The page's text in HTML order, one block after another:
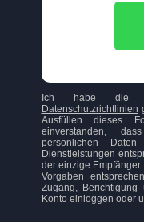
Ich habe die
Datenschutzrichtlinien
Ausfüllen dieses
einverstanden,
persönlichen
Dienstleistungen
der einzige
Vorgaben
Zugang,
Konto einloggen oder